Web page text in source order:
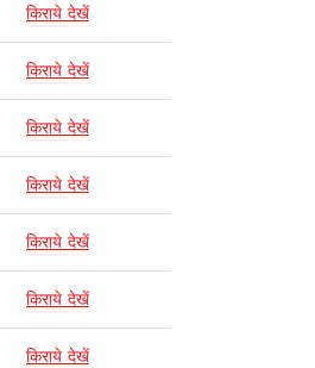
किराये देखें
किराये देखें
किराये देखें
किराये देखें
किराये देखें
किराये देखें
किराये देखें